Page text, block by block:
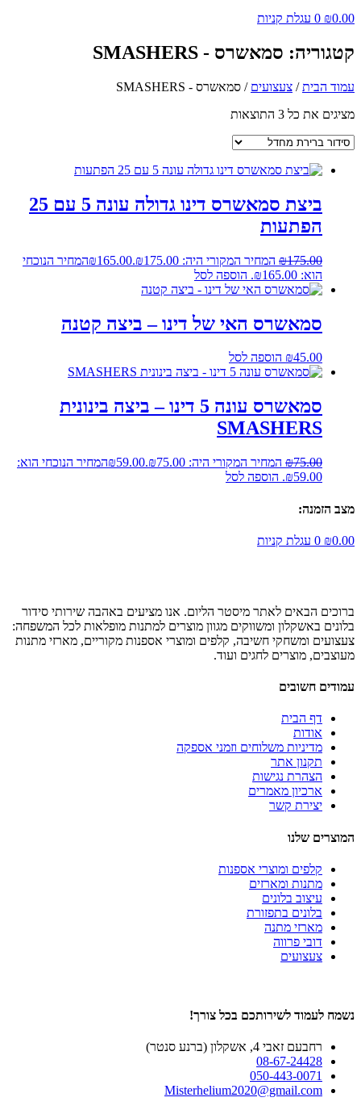
₪0.00
0 עגלת קניות
קטגוריה: סמאשרס - SMASHERS
עמוד הבית/ צעצועים / סמאשרס - SMASHERS
מציגים את כל ⁦3⁩ התוצאות
ביצת סמאשרס דינו גדולה עונה 5 עם 25
הפתעות
₪175.00 המחיר המקורי היה: ₪175.00. ₪165.00
המחיר הנוכחי
הוא: ₪165.00.
הוספה לסל
סמאשרס האי של דינו – ביצה קטנה
₪45.00 הוספה לסל
סמאשרס עונה 5 דינו – ביצה בינונית
SMASHERS
₪75.00 המחיר המקורי היה: ₪75.00. ₪59.00
המחיר הנוכחי הוא:
₪59.00. הוספה לסל
מצב הזמנה:
₪0.00
0 עגלת קניות
ברוכים הבאים לאתר מיסטר הליום. אנו מציעים באהבה שירותי סידור
בלונים באשקלון ומשווקים מגוון מוצרים למתנות מופלאות לכל המשפחה:
צעצועים ומשחקי חשיבה, קלפים ומוצרי אספנות מקוריים, מארזי מתנות
מעוצבים, מוצרים לחגים ועוד.
עמודים חשובים
דף הבית
אודות
מדיניות משלוחים וזמני אספקה
תקנון אתר
הצהרת נגישות
ארכיון מאמרים
יצירת קשר
המוצרים שלנו
קלפים ומוצרי אספנות
מתנות ומארזים
עיצוב בלונים
בלונים בתפזורת
מארזי מתנה
דובי פרווה
צעצועים
נשמח לעמוד לשירותכם בכל צורך!
רחבעם זאבי 4, אשקלון (ברנע סנטר)
08-67-24428
050-443-0071
Misterhelium2020@gmail.com